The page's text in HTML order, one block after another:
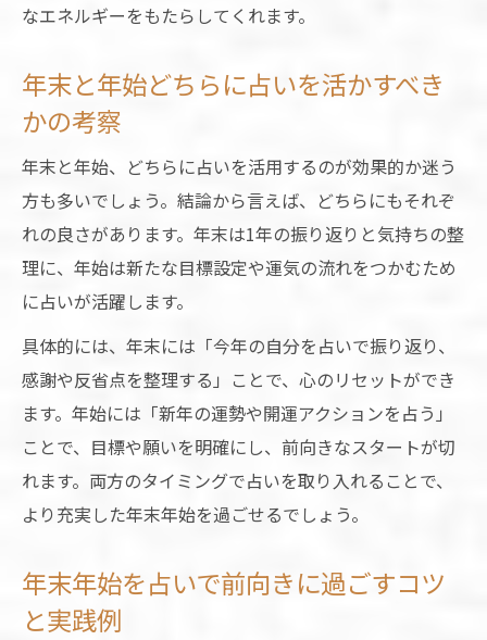
ト
活用
占いで幸運な新年を引き寄せる意識の持ち
方
なエネルギーをもたらしてくれます。
年末と年始どちらに占いを活かすべき
かの考察
年末と年始、どちらに占いを活用するのが効果的か迷う
方も多いでしょう。結論から言えば、どちらにもそれぞ
れの良さがあります。年末は1年の振り返りと気持ちの整
理に、年始は新たな目標設定や運気の流れをつかむため
に占いが活躍します。
具体的には、年末には「今年の自分を占いで振り返り、
感謝や反省点を整理する」ことで、心のリセットができ
ます。年始には「新年の運勢や開運アクションを占う」
ことで、目標や願いを明確にし、前向きなスタートが切
れます。両方のタイミングで占いを取り入れることで、
より充実した年末年始を過ごせるでしょう。
年末年始を占いで前向きに過ごすコツ
と実践例